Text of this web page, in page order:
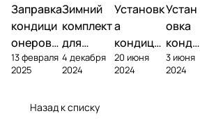
Заправка
кондици
онеров
фреоном
13 февраля
2025
Зимний
комплект
для
кондици
онера
4 декабря
2024
Установк
а
кондици
онера на
фасаде
20 июня
2024
Устан
овка
конди
ционе
ра
3 июня
2024
Назад к списку